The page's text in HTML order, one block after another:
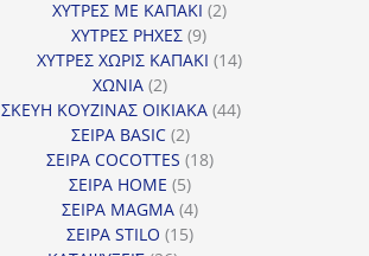
προϊόντα
ΧΥΤΡΕΣ ΜΕ ΚΑΠΑΚΙ 22
ΧΥΤΡΕΣ ΡΗΧΕΣ 99
προϊόντα
ΧΥΤΡΕΣ ΧΩΡΙΣ ΚΑΠΑΚΙ 1414
ΧΩΝΙΑ 22
προϊόντα
ΣΚΕΥΗ ΚΟΥΖΙΝΑΣ ΟΙΚΙΑΚΑ 4444
ΣΕΙΡΑ BASIC 22
προϊόντα
ΣΕΙΡΑ COCOTTES 1818
ΣΕΙΡΑ HOME 55
προϊόντα
ΣΕΙΡΑ MAGMA 44
προϊόντα
ΣΕΙΡΑ STILO 1515